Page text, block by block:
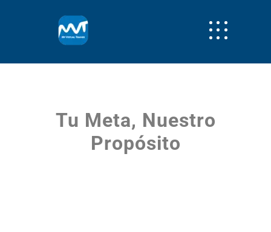
Tu Meta, Nuestro
Propósito